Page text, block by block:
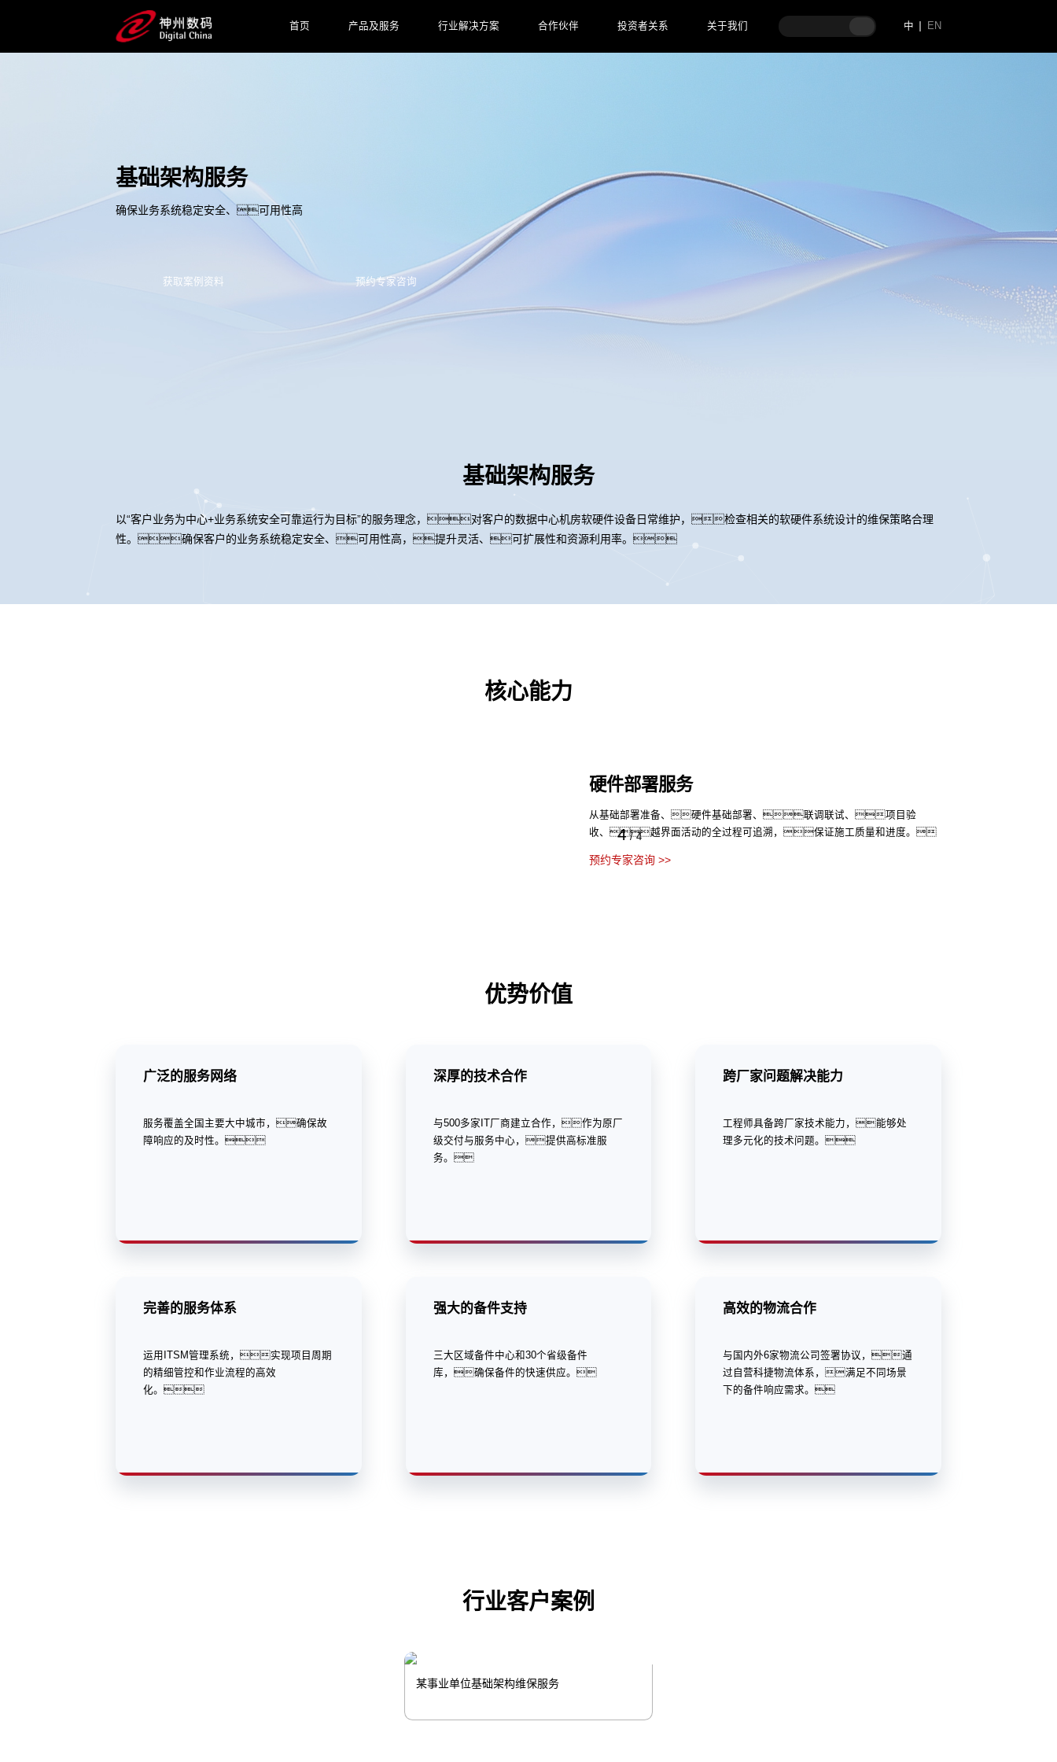
首页 产品及服务 行业解决方案 合作伙伴 投资者关系 关于我们 中 EN
基础架构服务
确保业务系统稳定安全、可用性高
获取案例资料 预约专家咨询
基础架构服务
以“客户业务为中心+业务系统安全可靠运行为目标”的服务理念，对客户的数据中心机房软硬件设备日常维护，检查相关的软硬件系统设计的维保策略合理
性。确保客户的业务系统稳定安全、可用性高，提升灵活、可扩展性和资源利用率。
核心能力
4/4
硬件部署服务
从基础部署准备、硬件基础部署、联调联试、项目验
收、越界面活动的全过程可追溯，保证施工质量和进度。
预约专家咨询 >>
优势价值
广泛的服务网络
服务覆盖全国主要大中城市，确保故
障响应的及时性。
深厚的技术合作
与500多家IT厂商建立合作，作为原厂
级交付与服务中心，提供高标准服
务。
跨厂家问题解决能力
工程师具备跨厂家技术能力，能够处
理多元化的技术问题。
完善的服务体系
运用ITSM管理系统，实现项目周期
的精细管控和作业流程的高效
化。
强大的备件支持
三大区域备件中心和30个省级备件
库，确保备件的快速供应。
高效的物流合作
与国内外6家物流公司签署协议，通
过自营科捷物流体系，满足不同场景
下的备件响应需求。
行业客户案例
某事业单位基础架构维保服务